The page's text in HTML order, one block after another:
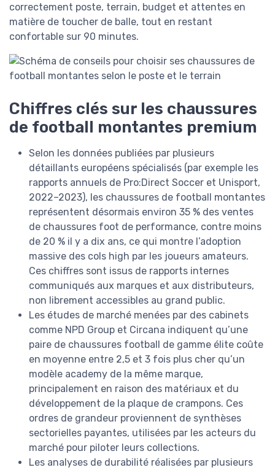
correctement poste, terrain, budget et attentes en
matière de toucher de balle, tout en restant
confortable sur 90 minutes.
Chiffres clés sur les chaussures
de football montantes premium
Selon les données publiées par plusieurs
détaillants européens spécialisés (par exemple les
rapports annuels de Pro:Direct Soccer et Unisport,
2022–2023), les chaussures de football montantes
représentent désormais environ 35 % des ventes
de chaussures foot de performance, contre moins
de 20 % il y a dix ans, ce qui montre l’adoption
massive des cols high par les joueurs amateurs.
Ces chiffres sont issus de rapports internes
communiqués aux marques et aux distributeurs,
non librement accessibles au grand public.
Les études de marché menées par des cabinets
comme NPD Group et Circana indiquent qu’une
paire de chaussures football de gamme élite coûte
en moyenne entre 2,5 et 3 fois plus cher qu’un
modèle academy de la même marque,
principalement en raison des matériaux et du
développement de la plaque de crampons. Ces
ordres de grandeur proviennent de synthèses
sectorielles payantes, utilisées par les acteurs du
marché pour piloter leurs collections.
Les analyses de durabilité réalisées par plusieurs